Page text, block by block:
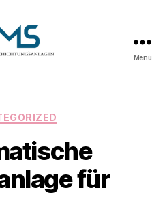
Menü
Kategorien
für